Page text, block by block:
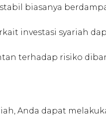
biasanya
investasi syariah
terhadap risiko
Anda dapat